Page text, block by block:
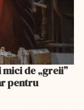
de „greii”
pentru